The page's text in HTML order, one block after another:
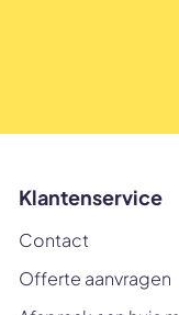
Klantenservice
Contact
Offerte aanvragen